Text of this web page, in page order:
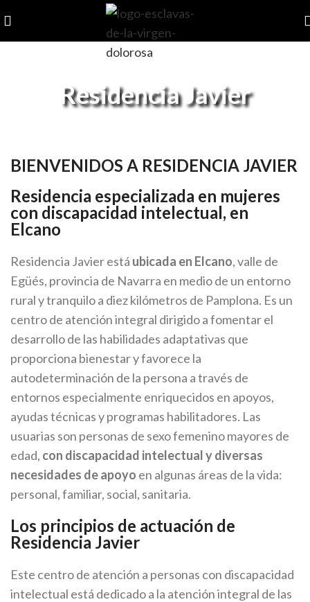
Residencia Javier
BIENVENIDOS A RESIDENCIA JAVIER
Residencia especializada en mujeres
con discapacidad intelectual, en
Elcano
Residencia Javier está ubicada en Elcano, valle de
Egüés, provincia de Navarra en medio de un entorno
rural y tranquilo a diez kilómetros de Pamplona. Es un
centro de atención integral dirigido a fomentar el
desarrollo de las habilidades adaptativas que
proporciona bienestar y favorece la
autodeterminación de la persona a través de
entornos especialmente enriquecidos en apoyos,
ayudas técnicas y programas habilitadores. Las
usuarias son personas de sexo femenino mayores de
edad, con discapacidad intelectual y diversas
necesidades de apoyo en algunas áreas de la vida:
personal, familiar, social, sanitaria.
Los principios de actuación de
Residencia Javier
Este centro de atención a personas con discapacidad
intelectual está dedicado a la atención integral de las